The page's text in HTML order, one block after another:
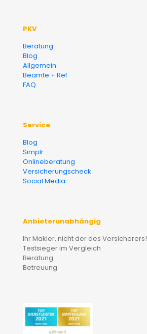
PKV
Beratung
Blog
Allgemein
Beamte + Ref
FAQ
Service
Blog
Simplr
Onlineberatung
Versicherungscheck
Social Media
Anbieterunabhängig
Ihr Makler, nicht der des Versicherers!
Testsieger im Vergleich
Beratung
Betreuung